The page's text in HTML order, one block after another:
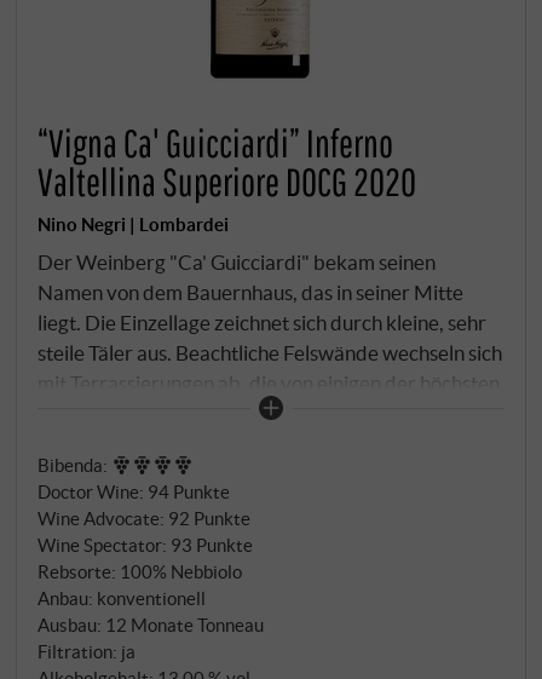
“Vigna Ca' Guicciardi” Inferno
Valtellina Superiore DOCG 2020
Nino Negri | Lombardei
Der Weinberg "Ca' Guicciardi" bekam seinen
Namen von dem Bauernhaus, das in seiner Mitte
liegt. Die Einzellage zeichnet sich durch kleine, sehr
steile Täler aus. Beachtliche Felswände wechseln sich
mit Terrassierungen ab, die von einigen der höchsten
Trockenmauern des Veltlins getragen werden. Die
quarzähnlichen Weiß tendiert, verstärkt die Kraft
der Sonne erheblich und führt hier zu höheren
Temperaturen und mehr Licht als in anderen Teilen
des Tals.
Bibenda:
Doctor Wine: 94 Punkte
Wine Advocate: 92 Punkte
Wine Spectator: 93 Punkte
Rebsorte: 100% Nebbiolo
Anbau: konventionell
Ausbau: 12 Monate Tonneau
Filtration: ja